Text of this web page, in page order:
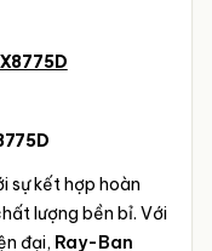
sự kết hợp hoàn
lượng bền bỉ. Với
đại, Ray-Ban